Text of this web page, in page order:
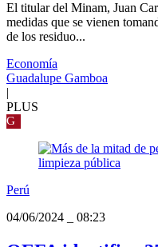
El titular del Minam, Juan
medidas que se vienen
de los residuo...
Economía
Guadalupe Gamboa
|
PLUS
G
Perú
04/06/2024
08:23